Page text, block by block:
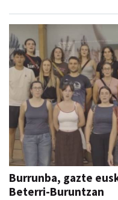
Burrunba, gazte
Beterri-Buruntzan